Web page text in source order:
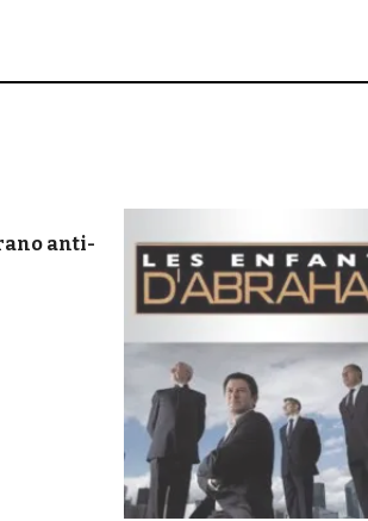
anti-